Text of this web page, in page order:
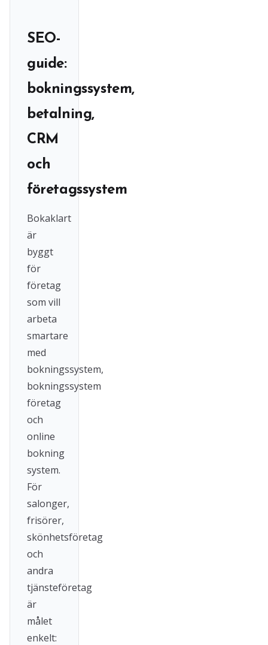
SEO-
guide:
bokningssystem,
betalning,
CRM
och
företagssystem
Bokaklart
är
byggt
för
företag
som vill
arbeta
smartare
med
bokningssystem,
bokningssystem
företag
och
online
bokning
system.
För
salonger,
frisörer,
skönhetsföretag
och
andra
tjänsteföretag
är
målet
enkelt: